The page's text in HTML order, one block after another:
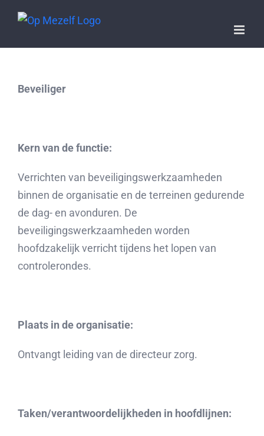
Beveiliger
Kern van de functie:
Verrichten van beveiligingswerkzaamheden
binnen de organisatie en de terreinen gedurende
de dag- en avonduren. De
beveiligingswerkzaamheden worden
hoofdzakelijk verricht tijdens het lopen van
controlerondes.
Plaats in de organisatie:
Ontvangt leiding van de directeur zorg.
Taken/verantwoordelijkheden in hoofdlijnen: